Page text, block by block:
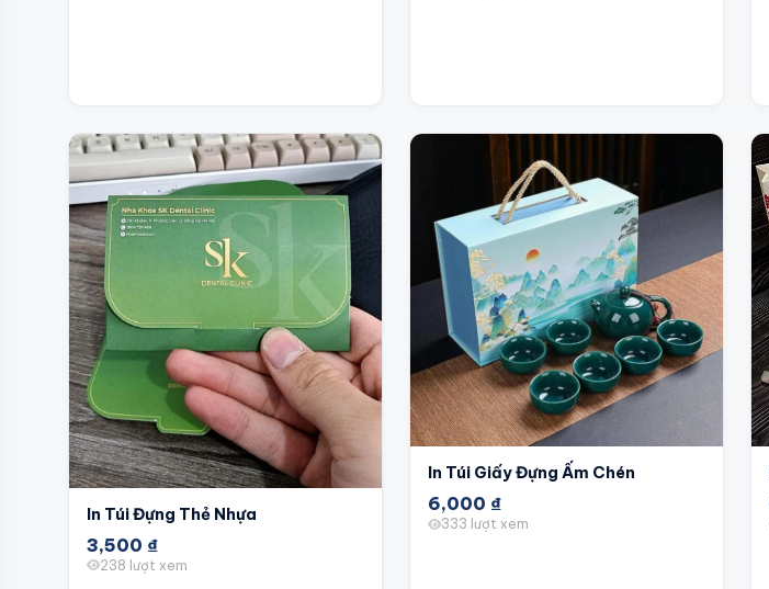
In Túi Đựng Thẻ Nhựa
3,500 ₫
238 lượt xem
In Túi Giấy Đựng Ấm Chén
6,000 ₫
333 lượt xem